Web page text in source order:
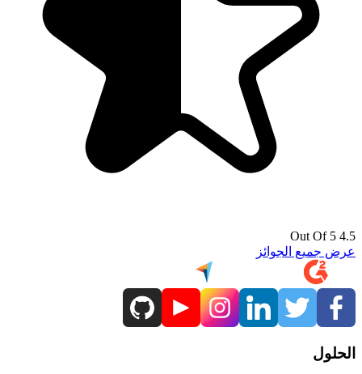
4.5 Out Of 5
عرض جميع الجوائز
الحلول